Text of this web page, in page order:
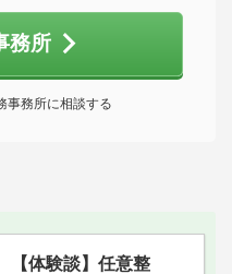
務所
事務所に相談する
【体験談】任意整